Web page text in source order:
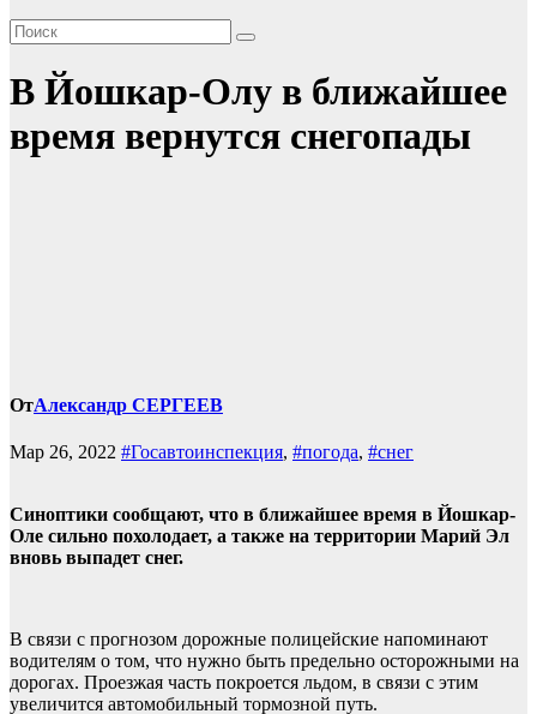
В Йошкар-Олу в ближайшее
время вернутся снегопады
ОтАлександр СЕРГЕЕВ
Мар 26, 2022 #Госавтоинспекция, #погода, #снег
Синоптики сообщают, что в ближайшее время в Йошкар-
Оле сильно похолодает, а также на территории Марий Эл
вновь выпадет снег.
В связи с прогнозом дорожные полицейские напоминают
водителям о том, что нужно быть предельно осторожными на
дорогах. Проезжая часть покроется льдом, в связи с этим
увеличится автомобильный тормозной путь.